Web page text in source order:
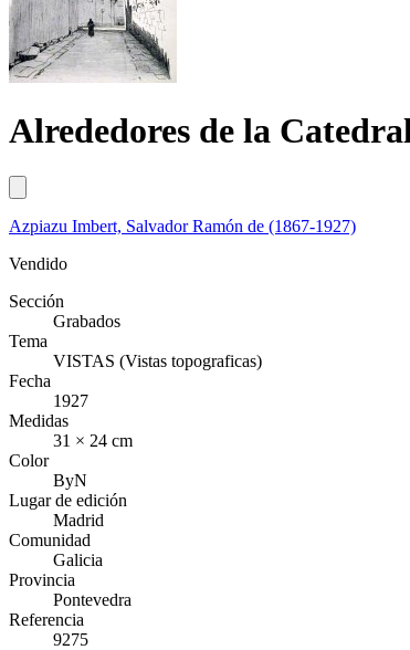
Alrededores de la
Azpiazu Imbert​, Salvador Ramón de (1867-1927)​​
Vendido
Sección
Grabados
Tema
VISTAS (Vistas topograficas)
Fecha
1927
Medidas
31 × 24 cm
Color
ByN
Lugar de edición
Madrid
Comunidad
Galicia
Provincia
Pontevedra
Referencia
9275